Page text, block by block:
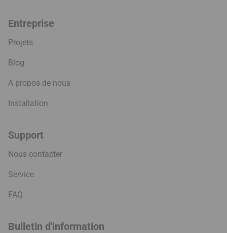
Entreprise
Projets
Blog
A propos de nous
Installation
Support
Nous contacter
Service
FAQ
Bulletin d'information